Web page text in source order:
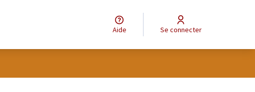
Aide Se connecter